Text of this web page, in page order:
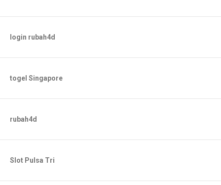
login rubah4d
togel Singapore
rubah4d
Slot Pulsa Tri